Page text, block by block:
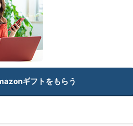
ギフトをもらう